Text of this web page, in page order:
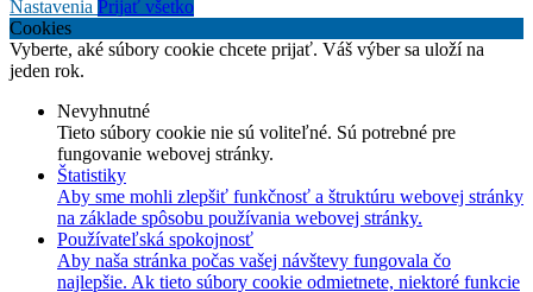
Nastavenia Prijať všetko
Cookies
Vyberte, aké súbory cookie chcete prijať. Váš výber sa uloží na
jeden rok.
Nevyhnutné
Tieto súbory cookie nie sú voliteľné. Sú potrebné pre
fungovanie webovej stránky.
Štatistiky
Aby sme mohli zlepšiť funkčnosť a štruktúru webovej stránky
na základe spôsobu používania webovej stránky.
Používateľská spokojnosť
Aby naša stránka počas vašej návštevy fungovala čo
najlepšie. Ak tieto súbory cookie odmietnete, niektoré funkcie